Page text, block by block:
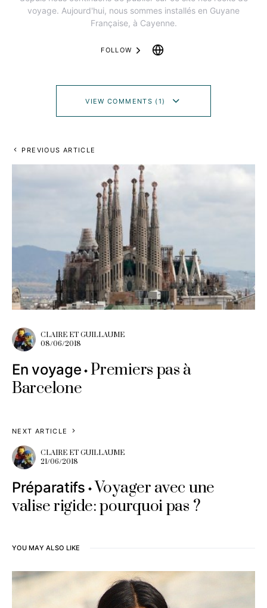
voyage. Aujourd'hui, nous sommes installés en Guyane
Française, à Cayenne.
FOLLOW
VIEW COMMENTS (1)
PREVIOUS ARTICLE
CLAIRE ET GUILLAUME
08/06/2018
En voyage Premiers pas à
Barcelone
NEXT ARTICLE
CLAIRE ET GUILLAUME
21/06/2018
Préparatifs
Voyager avec une
valise rigide: pourquoi pas ?
YOU MAY ALSO LIKE